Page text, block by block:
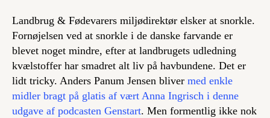
Landbrug & Fødevarers miljødirektør elsker at snorkle.
Fornøjelsen ved at snorkle i de danske farvande er
blevet noget mindre, efter at landbrugets udledning
kvælstoffer har smadret alt liv på havbundene. Det er
lidt tricky. Anders Panum Jensen bliver med enkle
midler bragt på glatis af vært Anna Ingrisch i denne
udgave af podcasten Genstart. Men formentlig ikke nok